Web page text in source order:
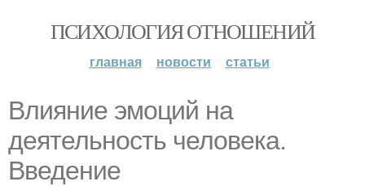
ПСИХОЛОГИЯ ОТНОШЕНИЙ
главная новости статьи
Влияние эмоций на
деятельность человека.
Введение